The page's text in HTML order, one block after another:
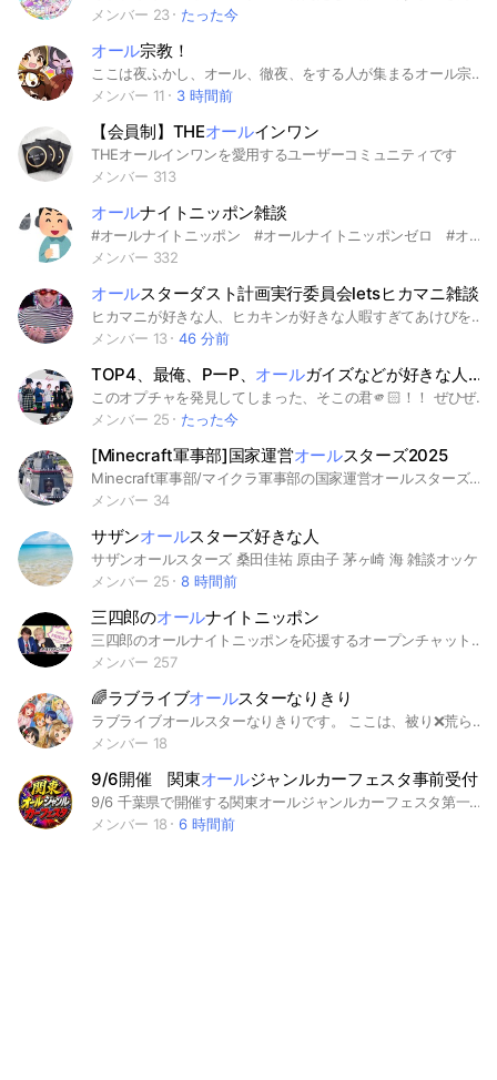
メンバー 23
たった今
オール宗教！
ここは夜ふかし、オール、徹夜、をする人が集まるオール宗教です入ってくれた人は無理ない程度に一緒に夜更かししよう！
メンバー 11
3 時間前
【会員制】THEオールインワン
THEオールインワンを愛用するユーザーコミュニティです
メンバー 313
オールナイトニッポン雑談
#オールナイトニッポン #オールナイトニッポンゼロ #オールナイトニッポンクロス #ラジオ #ニッポン放送 #山田裕貴 #長尾晴子 #白岩瑠姫 #EXIT #フワちゃん #ぺこぱ #佐久間宣行 #マヂカルラブリー #三四郎 #SixTONES #CreepyNuts #星野源 #乃木坂46 #ナインティナイン #霜降り明星 #オードリー
メンバー 332
オールスターダスト計画実行委員会letsヒカマニ雑談
ヒカマニが好きな人、ヒカキンが好きな人暇すぎてあけびを眺めてる人でも大歓迎です！ 雑談して楽しみましょう！って言いたいじゃないですか。 是非皆さん入って欲しいんです！ #ヒカキン#ヒカマニ#素材#動画#ヒカマー#語録#ASD計画#オールスターダスト計画
メンバー 13
46 分前
TOP4、最俺、PーP、 オールガイズなどが好きな人、集まれぇ！！（オプ名が納得いかない）
このオプチャを発見してしまった、そこの君🫵🏻！！ ぜひぜひぜひぜひ入ってくださｧｧｧｧｧｧｧｧｧｧｧｧい（全力お願い）🙇‍♀️🙇‍♀️🙇‍♀️ 頼むよぉぉぉ とぷふぉにちなんで（？）まずは40人目指してます！！ ⚠️8月17日から23日の間、主は諸事情でオプチャに現れることができません！オプの管理は副官の方々に託しています！ ここはTOP4のメンバーや、TOP4のメンバーのうちの誰かがいるどれかのグループを推してる人が集まるところだよん！！ （どうしよう、語彙力がないぞ！！💦） この説明文の下の方に#.でいろいろな方の名前を書いています！！そこに書かれている方のうち、誰かを推していたらぜひこのオプに入って見てください！！ みんなで雑談もしながら推し愛を語り尽くそ！！💓 まだ推し始めて短い新参さんも、ガッツリ推しまくってる古参さんもみんなで仲良く話そ！！ 絵師様もいっぱいきてほしい〜(๑>◡<๑) たくさん推しの絵描いて投げてねん！！ ・トークでの写真、イラストのリクエストOK！！（イラストの保存に関しては、描いてくれた絵師様に聞いてからお願いします！） ・タメ口OK ・年齢制限なし ・悪口、暴言など禁止🚫 ・即抜け、無言抜け禁止🚫 ちなみに、主は中高生です😘（（殴 よろしくね！！ マジで優しい人しかいない…感謝感激雨あられすぎる…😭 #TOP4 #TOP４ #top4 #top４ #トップ4 #トップ４ #とぷふぉ #最俺 #最終兵器俺達 #ピーピー #PP #PーP #P-P #オールガイズ #All Guys #AllGuys #all guys #allguys #ALL GUYS #ALLGUYS #ガッチマンv（活動休止） #ガッチマンV（活動休止） #レトルト #キヨ #牛沢 #ヒラ #フジ #こーすけ #歌衣メイカ #キチワワ #兎鞠まり #にんじん組 #天開司 #天開保証人 #チーム湯豆腐 #推し活 #ゲーム実況者 #イラスト #絵 #神絵師 #絵師 #TOP4ファンと繋がりたい #実況者好きと繋がりたい #新規様大歓迎 #低浮上OK #Vtuber
メンバー 25
たった今
[Minecraft軍事部]国家運営オールスターズ2025
Minecraft軍事部/マイクラ軍事部の国家運営オールスターズです。国家運営がやりたい軍事部クラフター、この指とーまれ。<即抜けさんへ>せめて好きな寿司のネタを書いてから抜けてください。よろしくお願いします。
メンバー 34
サザンオールスターズ好きな人
メンバー 25
8 時間前
三四郎のオールナイトニッポン
三四郎のオールナイトニッポンを応援するオープンチャットです
メンバー 257
🌈ラブライブオールスターなりきり
ラブライブオールスターなりきりです。 ここは、被り❌荒らし❌ スタンプ❌画像❌オリキャラ❌恋愛⭕ ※即抜けした人は再参加できません 管理人👑 副管理人🍏 いるメンバーは⭕️ いないメンバーは空欄 枠明けメンバーは▲ μ's 高坂穂乃果⭕️♚ 南ことり⭕️👑 園田海未 星空凛 西木野真姫⭕️ 小泉花陽 絢瀬絵里⭕️♚ 矢澤にこ⭕️♚ 東條希⭕️♚ A‐RISE 綺羅ツバサ 統堂英玲奈 優木あんじゅ Aqours 高海千歌⭕️ 桜内梨子 渡辺曜⭕️ 黒澤ルビィ 津島善子 国木田花丸 黒澤ダイヤ⭕️ 松浦果南 小原鞠莉 Saint Snow 鹿角聖良 鹿角理亞 虹ヶ咲学園スクールアイドル同好会 上原歩夢⭕️ 優木せつ菜⭕️ 宮下愛⭕️ 桜坂しずく⭕️♚ 中須かすみ⭕️ 天王寺璃奈⭕️ 近江彼方 朝香果林⭕️ エマ・ヴェルデ⭕️ 三船栞子⭕️ 鐘嵐珠 ⭕️ ミア・テイラー 高咲侑⭕️ Liella! 澁谷かのん 唐可可 嵐千砂都 平安名すみれ⭕️ 葉月恋 桜小路きな子⭕️ 米女メイ 若葉四季 鬼塚夏美 ウィーン・マルガレーテ 鬼塚冬毱 Sunny Passion 柊 摩央 聖澤悠奈 蓮の空女学院スクールアイドルクラブ 日野下 花帆 村野 さやか ⭕️ 大沢瑠璃 百生 吟子 徒町 小鈴⭕️ 安養寺 姫芽 セラス 柳田 リリエンフェルト 桂城 泉 乙宗 梢 夕霧 綴理⭕️ 藤島 慈⭕️ ※追記あり ライブトーク時々してます 宜しくお願いします
メンバー 18
9/6開催 関東オールジャンルカーフェスタ事前受付
9/6 千葉県で開催する関東オールジャンルカーフェスタ第一回に出展する方の事前受付部屋です。
メンバー 18
6 時間前